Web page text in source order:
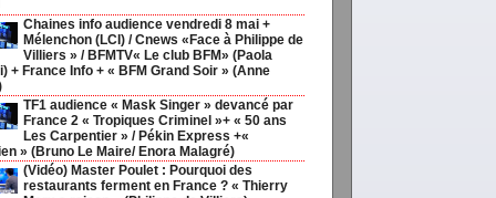
Chaines info audience vendredi 8 mai +
Mélenchon (LCI) / Cnews «Face à Philippe de
Villiers » / BFMTV« Le club BFM» (Paola
+ France Info + « BFM Grand Soir » (Anne
TF1 audience « Mask Singer » devancé par
France 2 « Tropiques Criminel »+ « 50 ans
Les Carpentier » / Pékin Express +«
» (Bruno Le Maire/ Enora Malagré)
(Vidéo) Master Poulet : Pourquoi des
restaurants ferment en France ? « Thierry